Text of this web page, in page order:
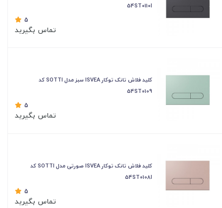
54ST0110I
5
تماس بگیرید
کلید فلاش تانک توکار ISVEA سبز مدل SOTTI کد
54ST0109
5
تماس بگیرید
کلید فلاش تانک توکار ISVEA صورتی مدل SOTTI کد
54ST0108I
5
تماس بگیرید